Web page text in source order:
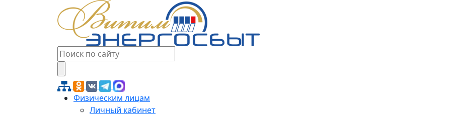
Физическим лицам
Личный кабинет